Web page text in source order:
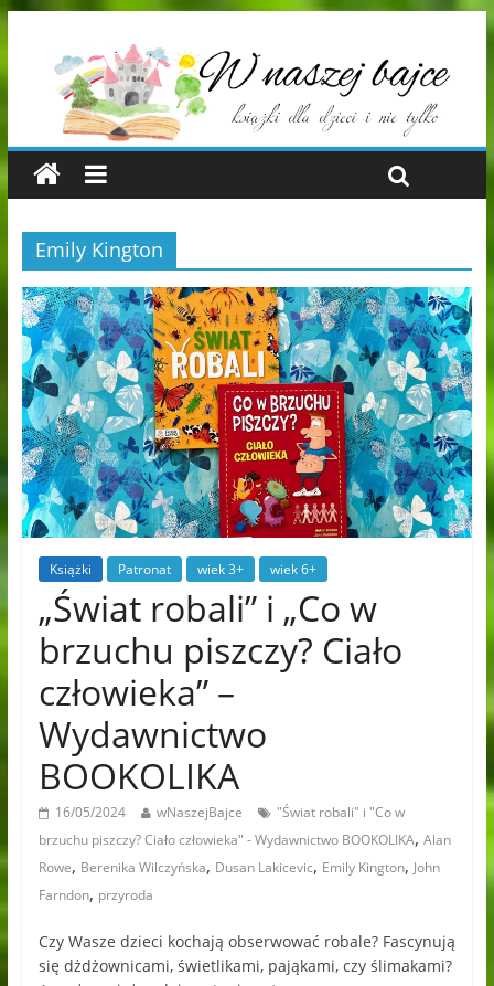
Emily Kington
Książki Patronat wiek 3+ wiek 6+
„Świat robali” i „Co w
brzuchu piszczy? Ciało
człowieka” –
Wydawnictwo
BOOKOLIKA
16/05/2024 wNaszejBajce
"Świat robali" i "Co w
brzuchu piszczy? Ciało człowieka" - Wydawnictwo BOOKOLIKA, Alan
Rowe, Berenika Wilczyńska, Dusan Lakicevic, Emily Kington, John
Farndon, przyroda
Czy Wasze dzieci kochają obserwować robale? Fascynują
się dżdżownicami, świetlikami, pająkami, czy ślimakami?